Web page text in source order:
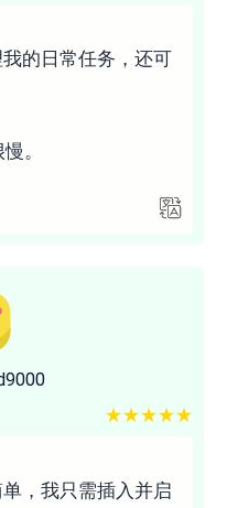
的日常任务，还可
。
5 out of 5
，我只需插入并启